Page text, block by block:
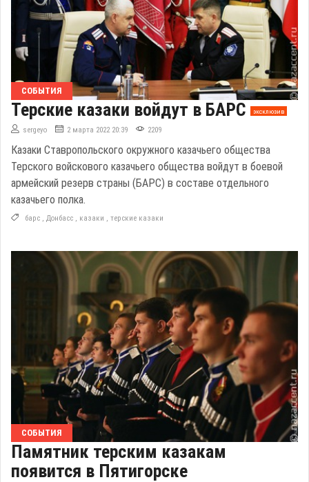
СОБЫТИЯ
Терские казаки войдут в БАРС эксклюзив
sergeyo 2 марта 2022 20:39 2209
Казаки Ставропольского окружного казачьего общества
Терского войскового казачьего общества войдут в боевой
армейский резерв страны (БАРС) в составе отдельного
казачьего полка.
барс , Донбасс , казаки , терские казаки
СОБЫТИЯ
Памятник терским казакам
появится в Пятигорске